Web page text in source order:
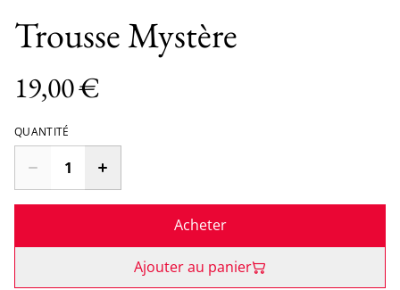
Trousse Mystère
19,00 €
QUANTITÉ
Acheter
Ajouter au panier